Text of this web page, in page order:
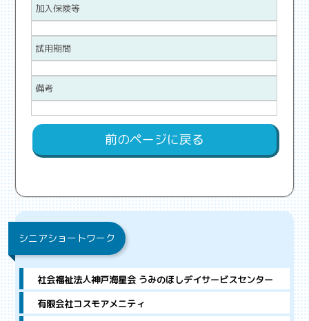
加入保険等
試用期間
備考
前のページに戻る
シニアショートワーク
社会福祉法人神戸海星会 うみのほしデイサービスセンター
有限会社コスモアメニティ